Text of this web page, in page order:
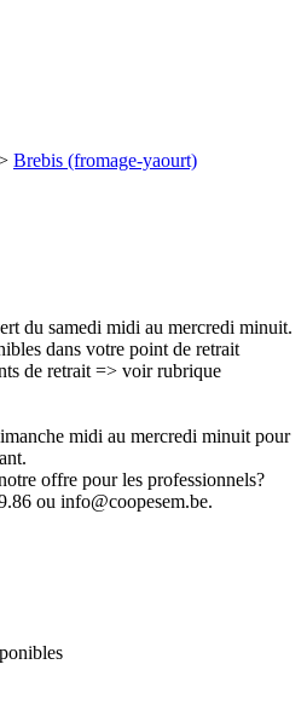
Brebis (fromage-yaourt)
du samedi midi au mercredi minuit.
dans votre point de retrait
de retrait => voir rubrique
midi au mercredi minuit pour
offre pour les professionnels?
ou info@coopesem.be.